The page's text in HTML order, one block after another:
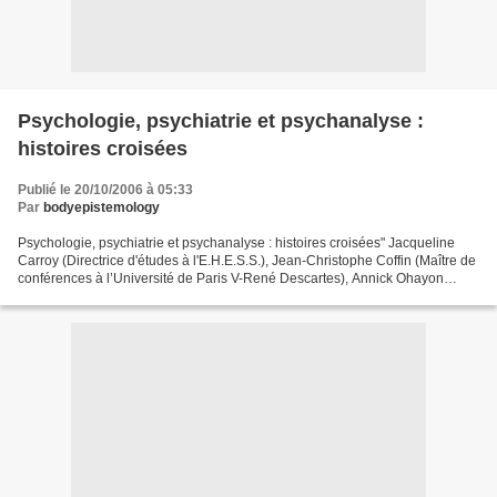
Psychologie, psychiatrie et psychanalyse :
histoires croisées
Publié le 20/10/2006 à 05:33
Par bodyepistemology
Psychologie, psychiatrie et psychanalyse : histoires croisées" Jacqueline
Carroy (Directrice d'études à l'E.H.E.S.S.), Jean-Christophe Coffin (Maître de
conférences à l’Université de Paris V-René Descartes), Annick Ohayon